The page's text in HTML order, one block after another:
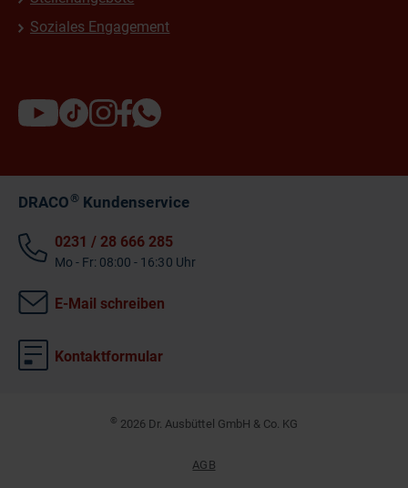
Soziales Engagement
DRACO®Kundenservice
0231 / 28 666 285
Mo - Fr: 08:00 - 16:30 Uhr
E-Mail schreiben
Kontaktformular
© 2026 Dr. Ausbüttel GmbH & Co. KG
AGB